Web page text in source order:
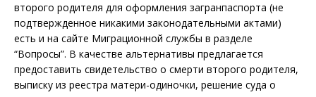
второго родителя для оформления загранпаспорта (не
подтвержденное никакими законодательными актами)
есть и на сайте Миграционной службы в разделе
“Вопросы”. В качестве альтернативы предлагается
предоставить свидетельство о смерти второго родителя,
выписку из реестра матери-одиночки, решение суда о